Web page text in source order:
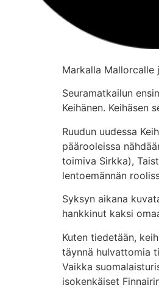
Markalla Mallorcalle
Seuramatkailun
Keihänen. Keihäsen
Ruudun uudessa
päärooleissa
toimiva Sirkka),
lentoemännän
Syksyn aikana
hankkinut kaksi
Kuten tiedetään,
täynnä hulvattomia
Vaikka
isokenkäiset